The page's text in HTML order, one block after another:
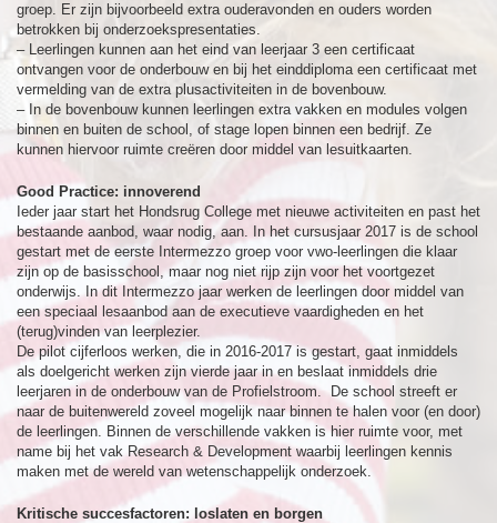
groep. Er zijn bijvoorbeeld extra ouderavonden en ouders worden
betrokken bij onderzoekspresentaties.
– Leerlingen kunnen aan het eind van leerjaar 3 een certificaat
ontvangen voor de onderbouw en bij het einddiploma een certificaat met
vermelding van de extra plusactiviteiten in de bovenbouw.
– In de bovenbouw kunnen leerlingen extra vakken en modules volgen
binnen en buiten de school, of stage lopen binnen een bedrijf. Ze
kunnen hiervoor ruimte creëren door middel van lesuitkaarten.
Good Practice: innoverend
Ieder jaar start het Hondsrug College met nieuwe activiteiten en past het
bestaande aanbod, waar nodig, aan. In het cursusjaar 2017 is de school
gestart met de eerste Intermezzo groep voor vwo-leerlingen die klaar
zijn op de basisschool, maar nog niet rijp zijn voor het voortgezet
onderwijs. In dit Intermezzo jaar werken de leerlingen door middel van
een speciaal lesaanbod aan de executieve vaardigheden en het
(terug)vinden van leerplezier.
De pilot cijferloos werken, die in 2016-2017 is gestart, gaat inmiddels
als doelgericht werken zijn vierde jaar in en beslaat inmiddels drie
leerjaren in de onderbouw van de Profielstroom. De school streeft er
naar de buitenwereld zoveel mogelijk naar binnen te halen voor (en door)
de leerlingen. Binnen de verschillende vakken is hier ruimte voor, met
name bij het vak Research & Development waarbij leerlingen kennis
maken met de wereld van wetenschappelijk onderzoek.
Kritische succesfactoren: loslaten en borgen